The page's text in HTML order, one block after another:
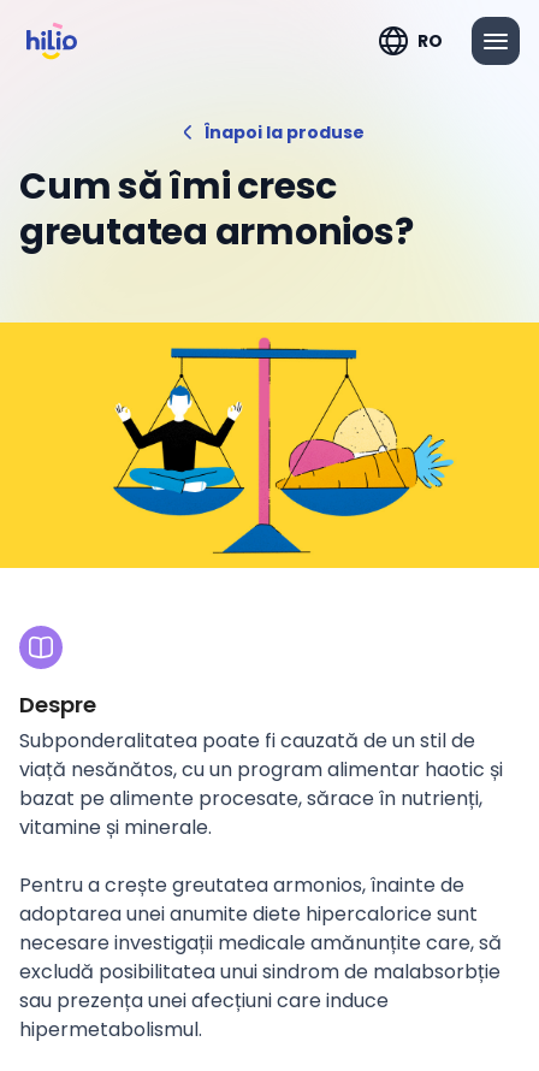
RO
Înapoi la produse
Cum să îmi cresc
greutatea armonios?
Despre
Subponderalitatea poate fi cauzată de un stil de
viață nesănătos, cu un program alimentar haotic și
bazat pe alimente procesate, sărace în nutrienți,
vitamine și minerale.
Pentru a crește greutatea armonios, înainte de
adoptarea unei anumite diete hipercalorice sunt
necesare investigații medicale amănunțite care, să
excludă posibilitatea unui sindrom de malabsorbție
sau prezența unei afecțiuni care induce
hipermetabolismul.